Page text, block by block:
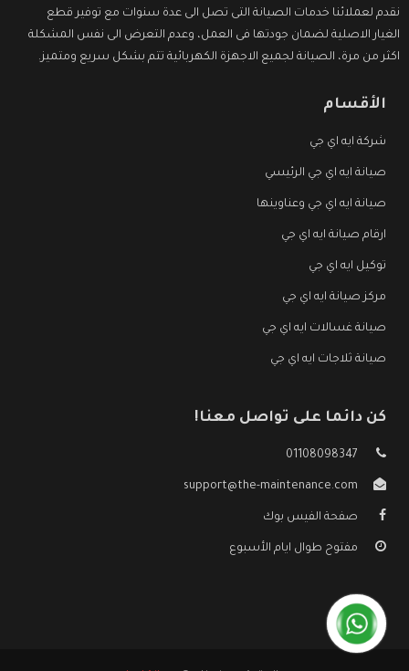
نقدم لعملائنا خدمات الصيانة التى تصل الى عدة سنوات مع توفير قطع
الغيار الاصلية لضمان جودتها فى العمل، وعدم التعرض الى نفس المشكلة
اكثر من مرة، الصيانة لجميع الاجهزة الكهربائية تتم بشكل سريع ومتميز.
الأقسام
شركة ايه اي جي
صيانة ايه اي جي الرئيسي
صيانة ايه اي جي وعناوينها
ارقام صيانة ايه اي جي
توكيل ايه اي جي
مركز صيانة ايه اي جي
صيانة غسالات ايه اي جي
صيانة ثلاجات ايه اي جي
كن دائما على تواصل معنا!
01108098347
support@the-maintenance.com
صفحة الفيس بوك
مفتوح طوال ايام الأسبوع